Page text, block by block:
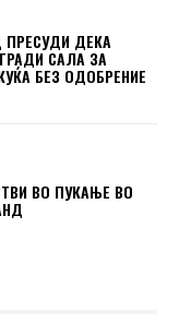
ДЕКА
САЛА ЗА
БЕЗ ОДОБРЕНИЕ
ВО ПУКАЊЕ ВО